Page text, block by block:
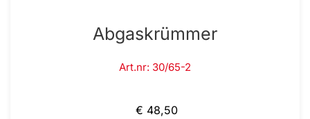
Abgaskrümmer
Art.nr: 30/65-2
€ 48,50